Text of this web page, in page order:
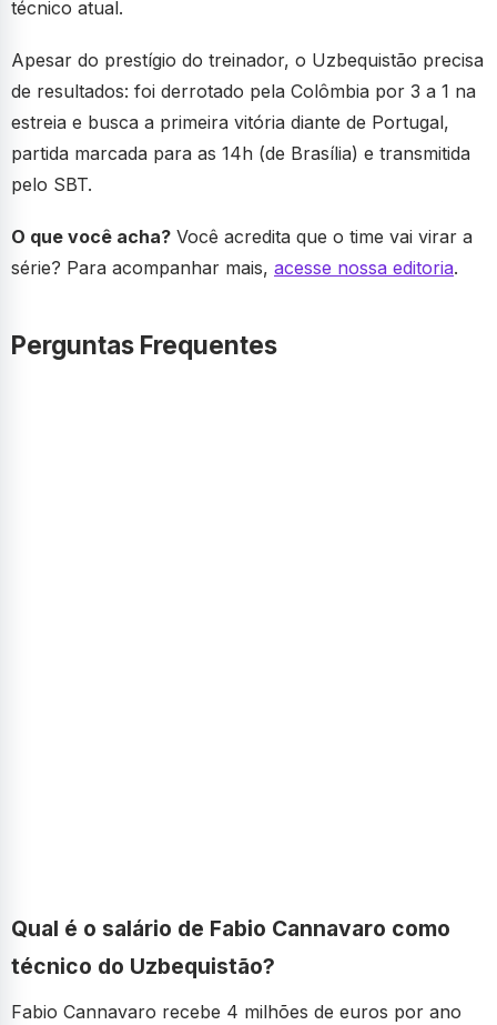
técnico atual.
Apesar do prestígio do treinador, o Uzbequistão precisa
de resultados: foi derrotado pela Colômbia por 3 a 1 na
estreia e busca a primeira vitória diante de Portugal,
partida marcada para as 14h (de Brasília) e transmitida
pelo SBT.
O que você acha? Você acredita que o time vai virar a
série? Para acompanhar mais, acesse nossa editoria.
Perguntas Frequentes
Qual é o salário de Fabio Cannavaro como
técnico do Uzbequistão?
Fabio Cannavaro recebe 4 milhões de euros por ano